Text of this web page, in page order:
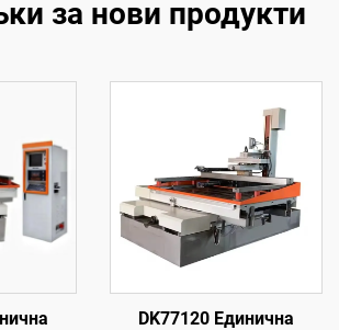
за нови продукти
DK77120 Единична